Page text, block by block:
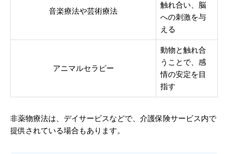
音楽療法や芸術療法
触れ合い、脳
への刺激を与
える
アニマルセラピー
動物と触れ合
うことで、感
情の安定を目
指す
非薬物療法は、デイサービスなどで、介護保険サービス内で
提供されている場合もあります。